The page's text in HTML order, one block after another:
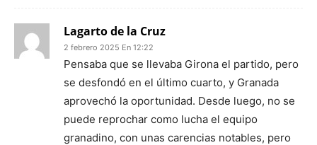
Lagarto de la Cruz
2 febrero 2025 En 12:22
Pensaba que se llevaba Girona el partido, pero
se desfondó en el último cuarto, y Granada
aprovechó la oportunidad. Desde luego, no se
puede reprochar como lucha el equipo
granadino, con unas carencias notables, pero